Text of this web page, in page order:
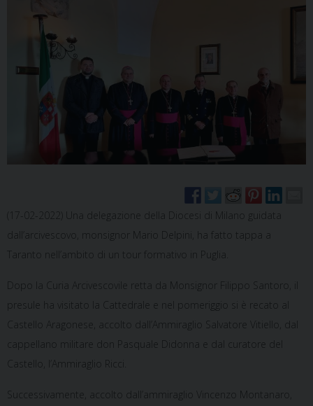
(17-02-2022) Una delegazione della Diocesi di Milano guidata
dall’arcivescovo, monsignor Mario Delpini, ha fatto tappa a
Taranto nell’ambito di un tour formativo in Puglia.
Dopo la Curia Arcivescovile retta da Monsignor Filippo Santoro, il
presule ha visitato la Cattedrale e nel pomeriggio si è recato al
Castello Aragonese, accolto dall’Ammiraglio Salvatore Vitiello, dal
cappellano militare don Pasquale Didonna e dal curatore del
Castello, l’Ammiraglio Ricci.
Successivamente, accolto dall’ammiraglio Vincenzo Montanaro,